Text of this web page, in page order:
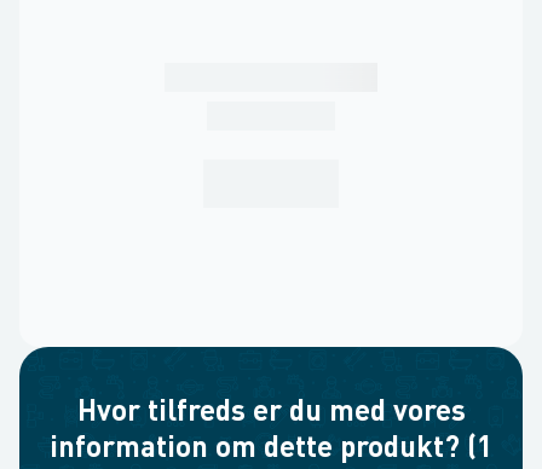
Hvor tilfreds er du med vores
information om dette produkt? (1